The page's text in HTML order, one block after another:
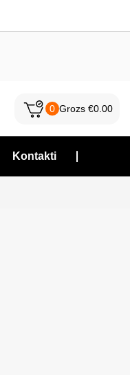
0 Grozs €0.00
Kontakti